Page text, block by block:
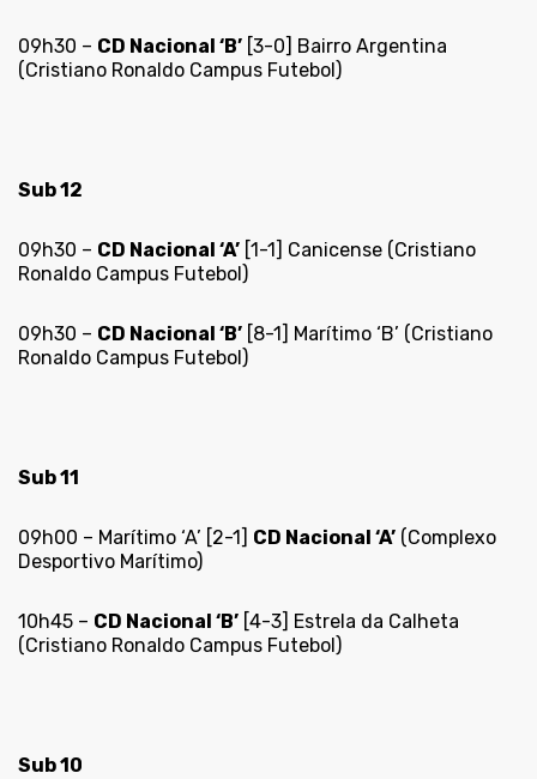
09h30 – CD Nacional ‘B’ [3-0] Bairro Argentina
(Cristiano Ronaldo Campus Futebol)
Sub 12
09h30 – CD Nacional ‘A’ [1-1] Canicense (Cristiano
Ronaldo Campus Futebol)
09h30 – CD Nacional ‘B’ [8-1] Marítimo ‘B’ (Cristiano
Ronaldo Campus Futebol)
Sub 11
09h00 – Marítimo ‘A’ [2-1] CD Nacional ‘A’ (Complexo
Desportivo Marítimo)
10h45 – CD Nacional ‘B’ [4-3] Estrela da Calheta
(Cristiano Ronaldo Campus Futebol)
Sub 10